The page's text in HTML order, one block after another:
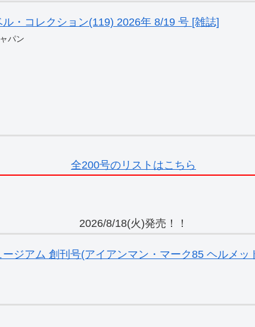
・コレクション(119) 2026年 8/19 号 [雑誌]
パン
全200号のリストはこちら
2026/8/18(火)発売！！
ジアム 創刊号(アイアンマン・マーク85 ヘルメ